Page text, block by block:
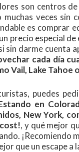
son centros
veces sin
es comprar
precio especial
sin darme cuenta
cada día
Vail, Lake Tahoe
puedes
en
New York,
, y qué mejor
¡Recomiendo
que un escape